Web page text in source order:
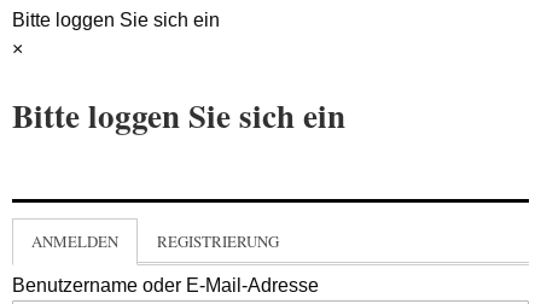
Bitte loggen Sie sich ein
×
Bitte loggen Sie sich ein
ANMELDEN REGISTRIERUNG
Benutzername oder E-Mail-Adresse